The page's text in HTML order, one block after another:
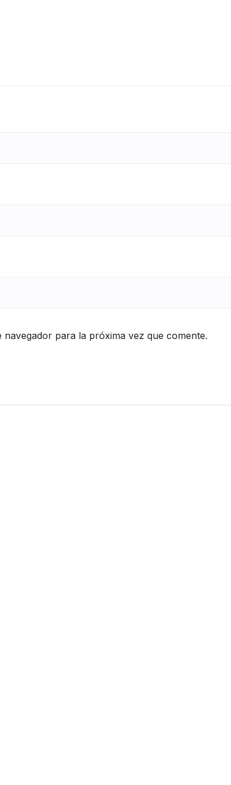
para la próxima vez que comente.